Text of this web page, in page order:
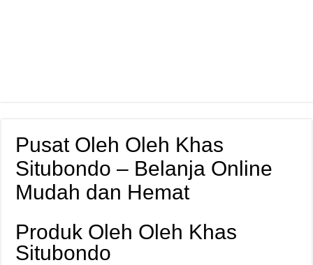
Pusat Oleh Oleh Khas
Situbondo – Belanja Online
Mudah dan Hemat
Produk Oleh Oleh Khas
Situbondo